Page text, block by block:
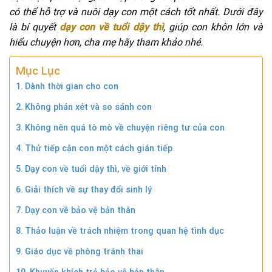
có thể hỗ trợ và nuôi dạy con một cách tốt nhất. Dưới đây
là bí quyết dạy con về tuổi dậy thì, giúp con khôn lớn và
hiểu chuyện hơn, cha mẹ hãy tham khảo nhé.
Mục Lục
Dành thời gian cho con
Không phán xét và so sánh con
Không nên quá tò mò về chuyện riêng tư của con
Thử tiếp cận con một cách gián tiếp
Dạy con về tuổi dậy thì, về giới tính
Giải thích về sự thay đổi sinh lý
Dạy con về bảo vệ bản thân
Thảo luận về trách nhiệm trong quan hệ tình dục
Giáo dục về phòng tránh thai